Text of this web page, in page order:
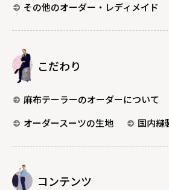
その他のオーダー・レディメイド
こだわり
麻布テーラーのオーダーについて
オーダースーツの生地
国内縫
コンテンツ